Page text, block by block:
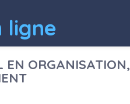
ligne
EN ORGANISATION,